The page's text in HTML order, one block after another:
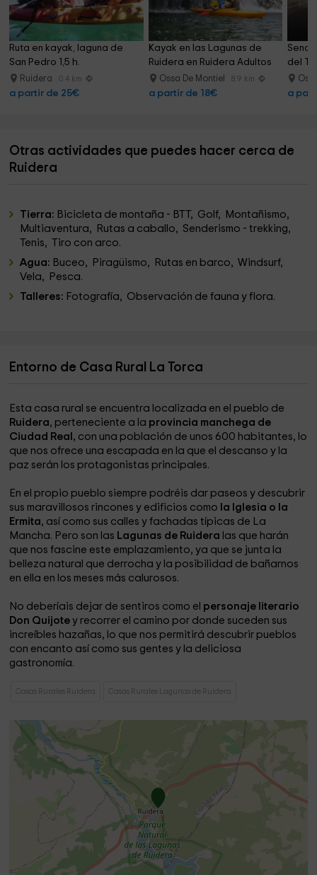
Ruta en kayak, laguna de
San Pedro 1,5 h.
Ruidera 0.4 km
a partir de 25€
Kayak en las Lagunas de
Ruidera en Ruidera Adultos
Ossa De Montiel 8.9 km
a partir de 18€
del
a
Otras actividades que puedes hacer cerca de
Ruidera
Tierra: Bicicleta de montaña - BTT, Golf, Montañismo,
Multiaventura, Rutas a caballo, Senderismo - trekking,
Tenis, Tiro con arco.
Agua: Buceo, Piragüismo, Rutas en barco, Windsurf,
Vela, Pesca.
Talleres: Fotografía, Observación de fauna y flora.
Entorno de Casa Rural La Torca
Esta casa rural se encuentra localizada en el pueblo de
Ruidera, perteneciente a la provincia manchega de
Ciudad Real, con una población de unos 600 habitantes, lo
que nos ofrece una escapada en la que el descanso y la
paz serán los protagonistas principales.
En el propio pueblo siempre podréis dar paseos y descubrir
sus maravillosos rincones y edificios como la Iglesia o la
Ermita, así como sus calles y fachadas típicas de La
Mancha. Pero son las Lagunas de Ruidera las que harán
que nos fascine este emplazamiento, ya que se junta la
belleza natural que derrocha y la posibilidad de bañarnos
en ella en los meses más calurosos.
No deberíais dejar de sentiros como el personaje literario
Don Quijotey recorrer el camino por donde suceden sus
increíbles hazañas, lo que nos permitirá descubrir pueblos
con encanto así como sus gentes y la deliciosa
gastronomía.
Casas Rurales Ruidera Casas Rurales Lagunas de Ruidera